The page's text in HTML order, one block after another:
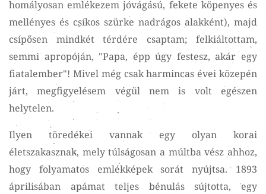
homályosan emlékezem jóvágású, fekete köpenyes és
mellényes és csíkos szürke nadrágos alakként), majd
csípősen mindkét térdére csaptam; felkiáltottam,
semmi apropóján, "Papa, épp úgy festesz, akár egy
fiatalember"! Mivel még csak harmincas évei közepén
járt, megfigyelésem végül nem is volt egészen
helytelen.
Ilyen töredékei vannak egy olyan korai
életszakasznak, mely túlságosan a múltba vész ahhoz,
hogy folyamatos emlékképek sorát nyújtsa. 1893
áprilisában apámat teljes bénulás sújtotta, egy